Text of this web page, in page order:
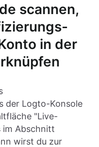
scannen,
in der
der Logto-Konsole
"Live-
im Abschnitt
wirst du zur